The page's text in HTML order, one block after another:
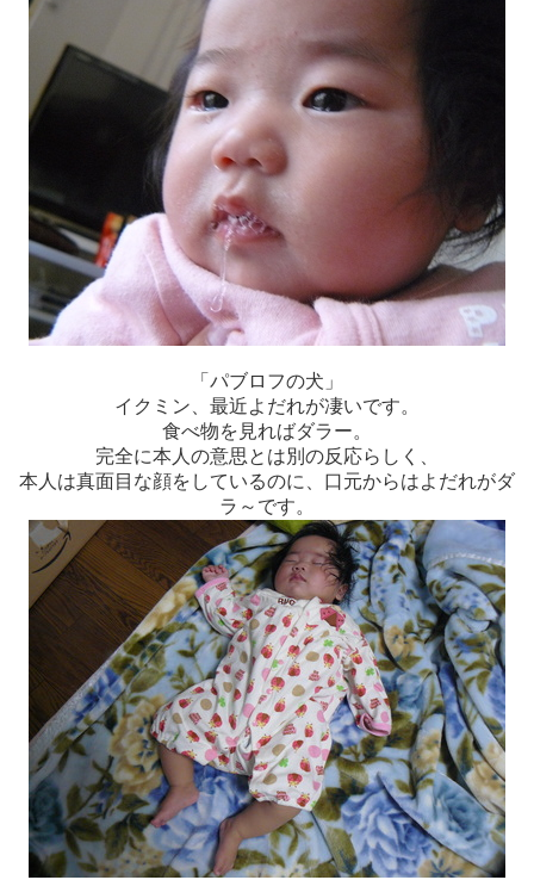
「パブロフの犬」
イクミン、最近よだれが凄いです。
食べ物を見ればダラー。
完全に本人の意思とは別の反応らしく、
本人は真面目な顔をしているのに、口元からはよだれがダ
ラ～です。